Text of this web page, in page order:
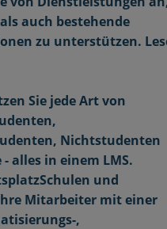
auch bestehende
zu unterstützen.
Sie jede Art von
Nichtstudenten
alles in einem LMS.
Schulen und
Mitarbeiter mit einer
,